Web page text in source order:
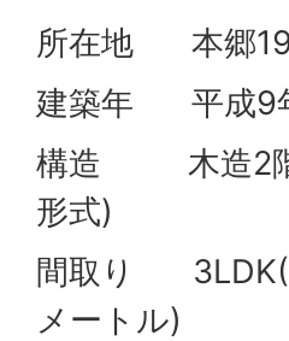
所在地 本郷
建築年 平成9
構造 木造2階
形式)
間取り
メートル)